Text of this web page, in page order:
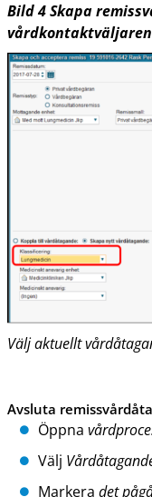
Bild4Skapa
vårdkontaktväljaren
Välj aktuellt
Avsluta
Öppna
Välj
Markera det